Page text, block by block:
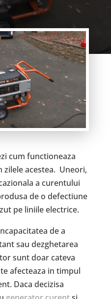
cum functioneaza
acestea. Uneori,
a curentului
de o defectiune
pe liniile electrice.
de a
sau dezghetarea
sunt doar cateva
afecteaza in timpul
Daca decizisa